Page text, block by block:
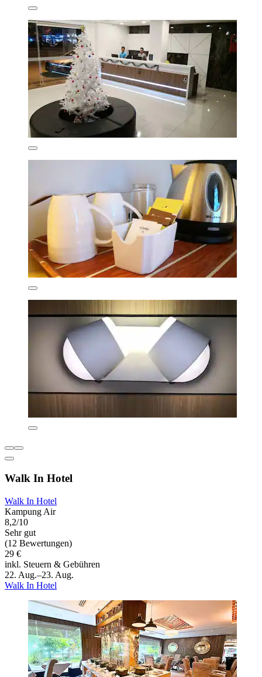
Walk In Hotel
Walk In Hotel
Kampung Air
8,2/10
Sehr gut
(12 Bewertungen)
29 €
inkl. Steuern & Gebühren
22. Aug.–23. Aug.
Walk In Hotel